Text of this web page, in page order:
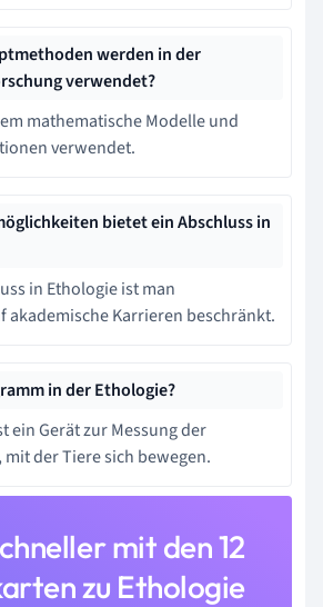
werden in der
verwendet?
mathematische Modelle und
verwendet.
bietet ein Abschluss in
in Ethologie ist man
akademische Karrieren beschränkt.
in der Ethologie?
ein Gerät zur Messung der
der Tiere sich bewegen.
mit den 12
zu Ethologie